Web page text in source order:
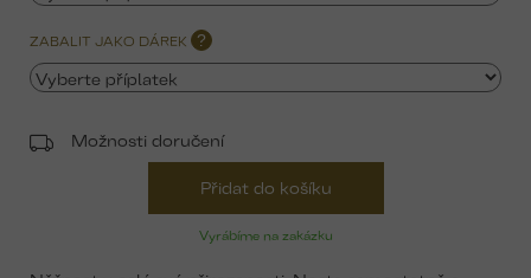
Vyrábíme na zakázku
ZABALIT JAKO DÁREK ?
Možnosti doručení
Přidat do košíku